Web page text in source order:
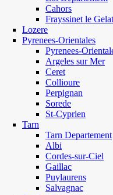
Cahors
Frayssinet le Gelat
Lozere
Pyrenees-Orientales
Pyrenees-
Argeles sur Mer
Ceret
Collioure
Perpignan
Sorede
St-Cyprien
Tarn
Tarn Departement
Albi
Cordes-sur-Ciel
Gaillac
Puylaurens
Salvagnac